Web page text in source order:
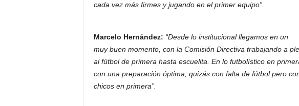
cada vez más firmes y jugando en el primer equipo”.
Marcelo Hernández: “Desde lo institucional llegamos en un
muy buen momento, con la Comisión Directiva trabajando a
al fútbol de primera hasta escuelita. En lo futbolístico en
con una preparación óptima, quizás con falta de fútbol pero
chicos en primera”.